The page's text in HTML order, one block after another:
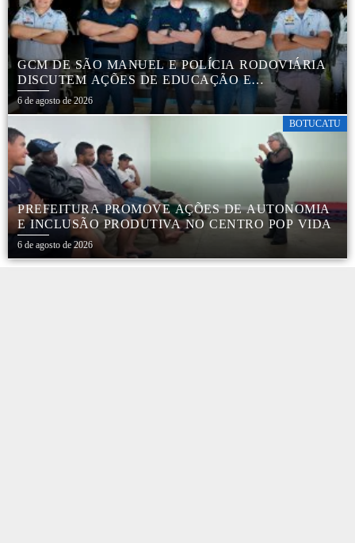
GCM DE SÃO MANUEL E POLÍCIA RODOVIÁRIA
DISCUTEM AÇÕES DE EDUCAÇÃO E
SEGURANÇA NO TRÂNSITO
6 de agosto de 2026
BOTUCATU
PREFEITURA PROMOVE AÇÕES DE AUTONOMIA
E INCLUSÃO PRODUTIVA NO CENTRO POP VIDA
6 de agosto de 2026